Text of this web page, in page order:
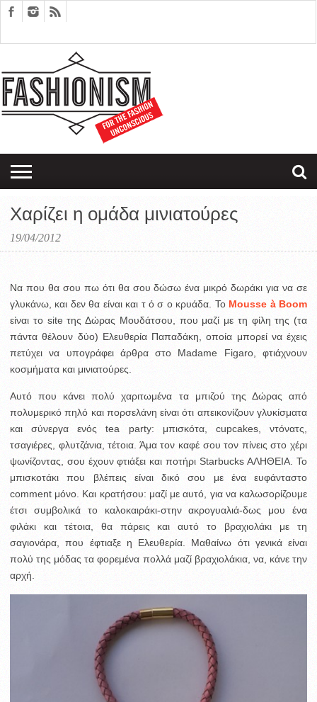
EDITORIALS
COUPLES
THERAPY
SARTORIAGRAM
Χαρίζει η ομάδα μινιατούρες
19/04/2012
Να που θα σου πω ότι θα σου δώσω ένα μικρό δωράκι για να σε
γλυκάνω, και δεν θα είναι και τ ό σ ο κρυάδα. Το Mousse à Boom
είναι το site της Δώρας Μουδάτσου, που μαζί με τη φίλη της (τα
πάντα θέλουν δύο) Ελευθερία Παπαδάκη, οποία μπορεί να έχεις
πετύχει να υπογράφει άρθρα στο Madame Figaro, φτιάχνουν
κοσμήματα και μινιατούρες.
Αυτό που κάνει πολύ χαριτωμένα τα μπιζού της Δώρας από
πολυμερικό πηλό και πορσελάνη είναι ότι απεικονίζουν γλυκίσματα
και σύνεργα ενός tea party: μπισκότα, cupcakes, ντόνατς,
τσαγιέρες, φλυτζάνια, τέτοια. Άμα τον καφέ σου τον πίνεις στο χέρι
ψωνίζοντας, σου έχουν φτιάξει και ποτήρι Starbucks ΑΛΗΘΕΙΑ. Το
μπισκοτάκι που βλέπεις είναι δικό σου με ένα ευφάνταστο
comment μόνο. Και κρατήσου: μαζί με αυτό, για να καλωσορίζουμε
έτσι συμβολικά το καλοκαιράκι-στην ακρογυαλιά-δως μου ένα
φιλάκι και τέτοια, θα πάρεις και αυτό το βραχιολάκι με τη
σαγιονάρα, που έφτιαξε η Ελευθερία. Μαθαίνω ότι γενικά είναι
πολύ της μόδας τα φορεμένα πολλά μαζί βραχιολάκια, να, κάνε την
αρχή.